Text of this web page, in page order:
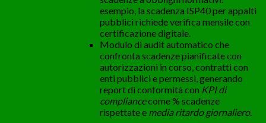
esempio, la scadenza ISP40 per appalti
pubblici richiede verifica mensile con
certificazione digitale.
Modulo di audit automatico che
confronta scadenze pianificate con
autorizzazioni in corso, contratti con
enti pubblici e permessi, generando
report di conformità con KPI di
compliancecome % scadenze
rispettate e media ritardo giornaliero.